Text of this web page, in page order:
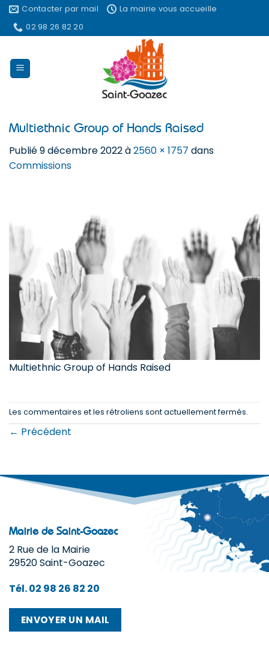
Passer
contenu
Contacter par mail
La mairie vous accueille
02 98 26 82 20
Multiethnic Group of Hands Raised
Publié9 décembre 2022à2560 × 1757 dans
Commissions
Multiethnic Group of Hands Raised
Les commentaires et les rétroliens sont actuellement fermés.
← Précédent
Mairie de Saint-Goazec
2 Rue de la Mairie
29520 Saint-Goazec
Tél. 02 98 26 82 20
ENVOYER UN MAIL